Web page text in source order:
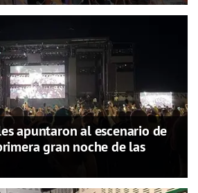
apuntaron al escenario de
gran noche de las